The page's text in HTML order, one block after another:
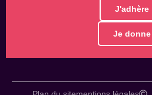
J'adhère
Je donne